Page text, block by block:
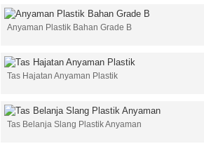
Anyaman Plastik Bahan Grade B
Tas Hajatan Anyaman Plastik
Tas Belanja Slang Plastik Anyaman